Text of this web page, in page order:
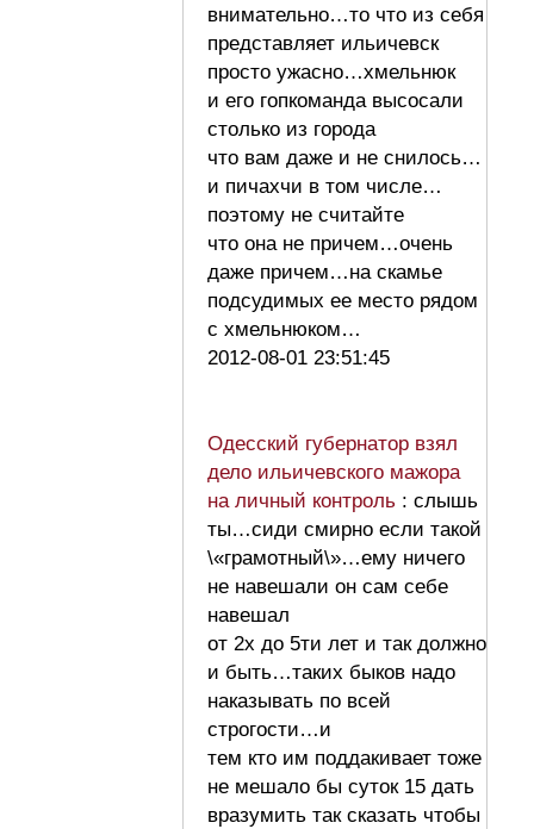
внимательно…то что из себя
представляет ильичевск
просто ужасно…хмельнюк
и его гопкоманда высосали
столько из города
что вам даже и не снилось…
и пичахчи в том числе…
поэтому не считайте
что она не причем…очень
даже причем…на скамье
подсудимых ее место рядом
с хмельнюком…
2012-08-01 23:51:45
Одесский губернатор взял
дело ильичевского мажора
на личный контроль : слышь
ты…сиди смирно если такой
\«грамотный\»…ему ничего
не навешали он сам себе
навешал
от 2х до 5ти лет и так должно
и быть…таких быков надо
наказывать по всей
строгости…и
тем кто им поддакивает тоже
не мешало бы суток 15 дать
вразумить так сказать чтобы